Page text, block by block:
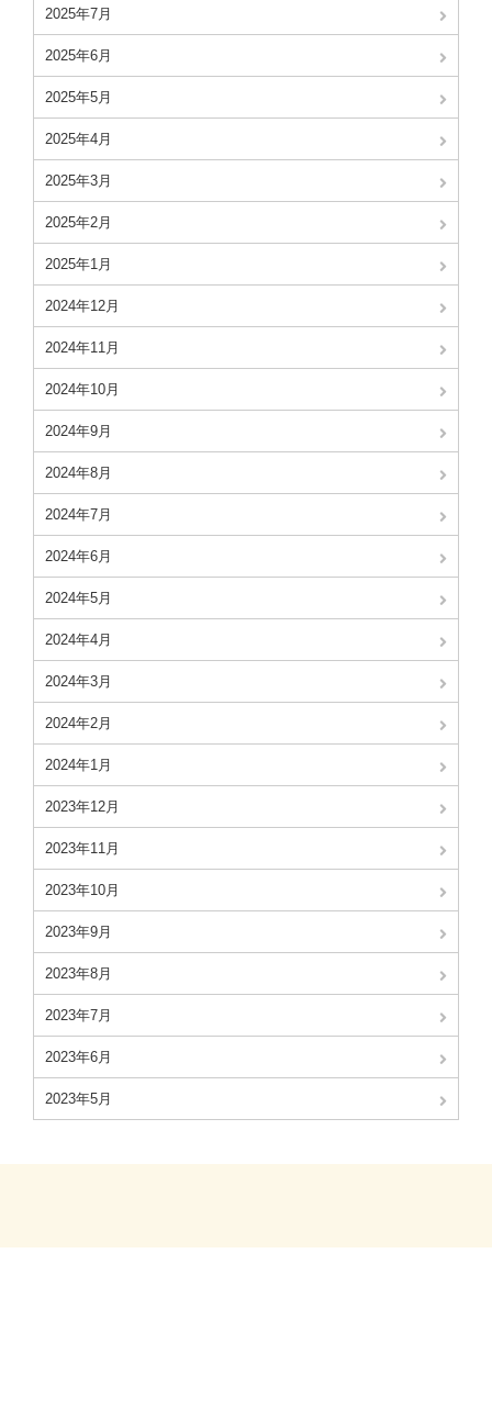
2025年7月
2025年6月
2025年5月
2025年4月
2025年3月
2025年2月
2025年1月
2024年12月
2024年11月
2024年10月
2024年9月
2024年8月
2024年7月
2024年6月
2024年5月
2024年4月
2024年3月
2024年2月
2024年1月
2023年12月
2023年11月
2023年10月
2023年9月
2023年8月
2023年7月
2023年6月
2023年5月